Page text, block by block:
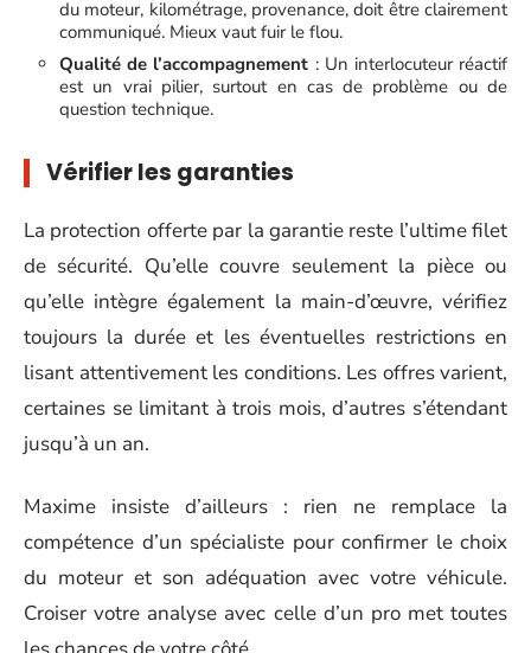
du moteur, kilométrage, provenance, doit être clairement
communiqué. Mieux vaut fuir le flou.
Qualité de l’accompagnement : Un interlocuteur réactif
est un vrai pilier, surtout en cas de problème ou de
question technique.
Vérifier les garanties
La protection offerte par la garantie reste l’ultime filet
de sécurité. Qu’elle couvre seulement la pièce ou
qu’elle intègre également la main-d’œuvre, vérifiez
toujours la durée et les éventuelles restrictions en
lisant attentivement les conditions. Les offres varient,
certaines se limitant à trois mois, d’autres s’étendant
jusqu’à un an.
Maxime insiste d’ailleurs : rien ne remplace la
compétence d’un spécialiste pour confirmer le choix
du moteur et son adéquation avec votre véhicule.
Croiser votre analyse avec celle d’un pro met toutes